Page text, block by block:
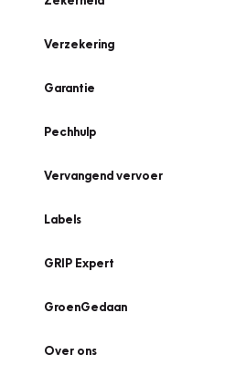
Verzekering
Garantie
Pechhulp
Vervangend vervoer
Labels
GRIP Expert
GroenGedaan
Over ons